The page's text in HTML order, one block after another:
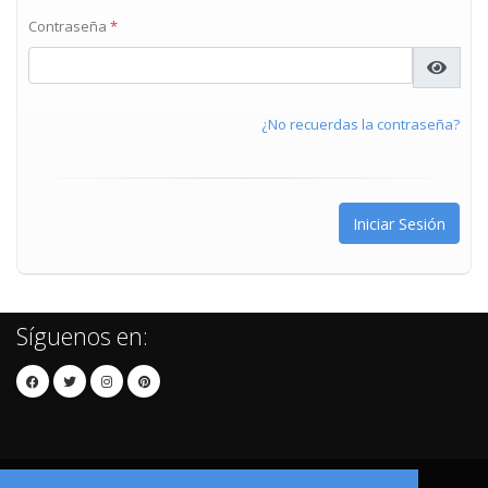
Contraseña *
¿No recuerdas la contraseña?
Síguenos en: